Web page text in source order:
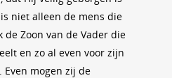
niet alleen de mens die
de Zoon van de Vader die
en zo al even voor zijn
mogen zij de